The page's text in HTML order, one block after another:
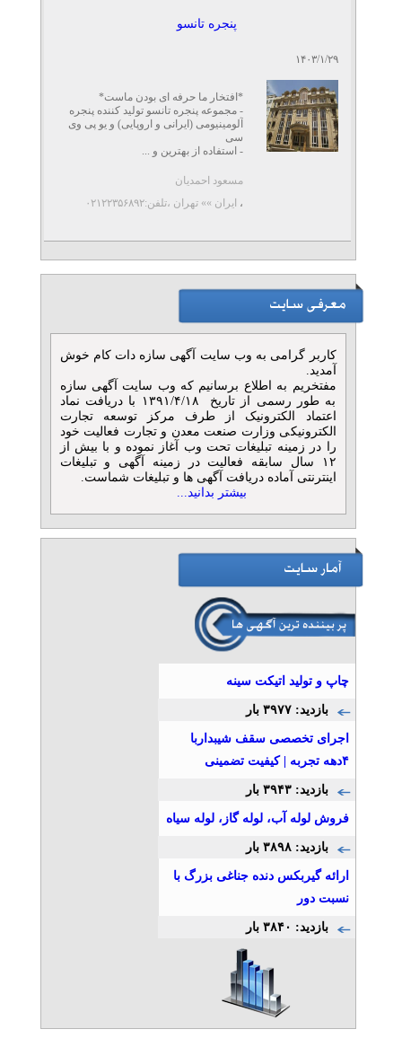
۱۴۰۳/۱/۲۹
پنجره تانسو
*افتخار ما حرفه ای بودن ماست*
- مجموعه پنجره تانسو تولید کننده پنجره
آلومینیومی (ایرانی و اروپایی) و یو پی وی
سی
- استفاده از بهترین و ...
مسعود احمدیان
، ایران »» تهران ،تلفن:۰۲۱۲۲۳۵۶۸۹۲
کاربر گرامی به وب سایت آگهی سازه دات کام خوش
آمدید.
مفتخریم به اطلاع برسانیم که وب سایت آگهی سازه
به طور رسمی از تاریخ ۱۳۹۱/۴/۱۸ با دریافت نماد
اعتماد الکترونیک از طرف مرکز توسعه تجارت
الکترونیکی وزارت صنعت معدن و تجارت فعالیت خود
را در زمینه تبلیغات تحت وب آغاز نموده و با بیش از
۱۲ سال سابقه فعالیت در زمینه آگهی و تبلیغات
اینترنتی آماده دریافت آگهی ها و تبلیغات شماست.
بیشتر بدانید...
چاپ و تولید اتیکت سینه
بازدید: ۳۹۷۷ بار
اجرای تخصصی سقف شیبداربا
۴دهه تجربه | کیفیت تضمینی
بازدید: ۳۹۴۳ بار
فروش لوله آب، لوله گاز، لوله سياه
بازدید: ۳۸۹۸ بار
ارائه گیربکس دنده جناغی بزرگ با
نسبت دور
بازدید: ۳۸۴۰ بار